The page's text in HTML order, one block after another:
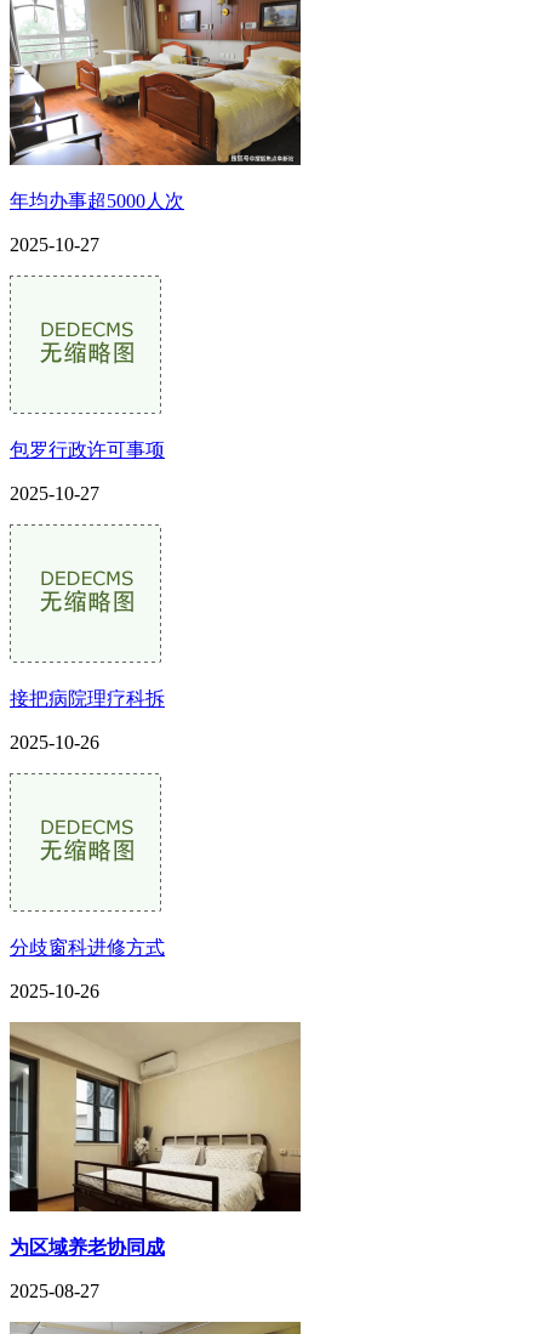
年均办事超5000人次
2025-10-27
包罗行政许可事项
2025-10-27
接把病院理疗科拆
2025-10-26
分歧窗科进修方式
2025-10-26
为区域养老协同成
2025-08-27